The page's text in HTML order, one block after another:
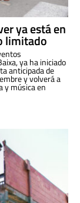
ya está en
limitado
ya ha iniciado
anticipada de
y volverá a
y música en